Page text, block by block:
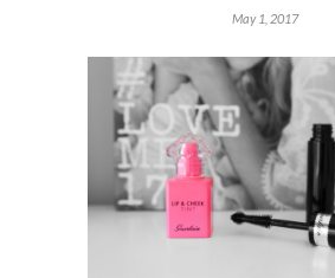
May 1, 2017